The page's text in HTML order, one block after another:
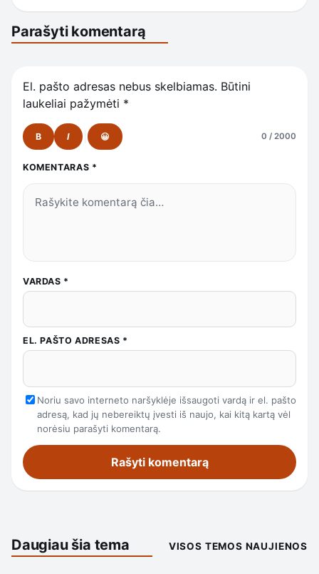
Parašyti komentarą
El. pašto adresas nebus skelbiamas. Būtini
laukeliai pažymėti *
B I 😀 0 / 2000
KOMENTARAS *
VARDAS *
EL. PAŠTO ADRESAS *
Noriu savo interneto naršyklėje išsaugoti vardą ir el. pašto
adresą, kad jų nebereiktų įvesti iš naujo, kai kitą kartą vėl
norėsiu parašyti komentarą.
Daugiau šia tema VISOS TEMOS NAUJIENOS